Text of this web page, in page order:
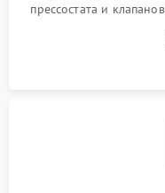
прессостата и
Восстановление